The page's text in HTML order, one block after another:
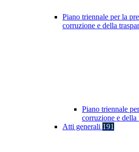
Piano triennale per la
corruzione e della
Piano triennale
corruzione e della
Atti generali 191